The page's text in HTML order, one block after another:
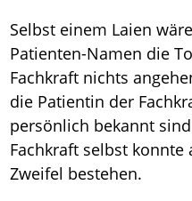
Selbst einem Laien
Patienten-Namen die
Fachkraft nichts
die Patientin der
persönlich bekannt
Fachkraft selbst
Zweifel bestehen.